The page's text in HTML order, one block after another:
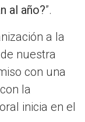
al año?”.
a la
nuestra
con una
la
inicia en el